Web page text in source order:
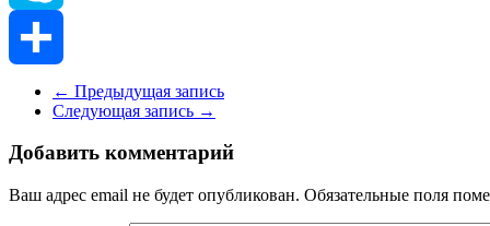
Skype
Отправить
← Предыдущая запись
Следующая запись →
Добавить комментарий
Ваш адрес email не будет опубликован. Обязательные поля